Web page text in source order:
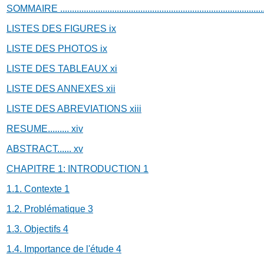
SOMMAIRE
LISTES DES FIGURES ix
LISTE DES PHOTOS ix
LISTE DES TABLEAUX xi
LISTE DES ANNEXES xii
LISTE DES ABREVIATIONS xiii
RESUME......... xiv
ABSTRACT...... xv
CHAPITRE 1: INTRODUCTION 1
1.1. Contexte 1
1.2. Problématique 3
1.3. Objectifs 4
1.4. Importance de l'étude 4